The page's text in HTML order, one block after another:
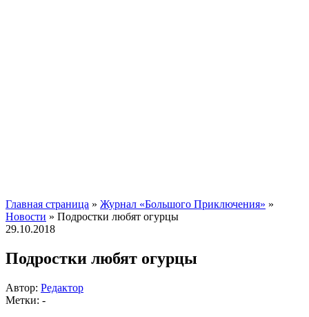
Главная страница » Журнал «Большого Приключения» »
Новости » Подростки любят огурцы
29.10.2018
Подростки любят огурцы
Автор: Редактор
Метки: -